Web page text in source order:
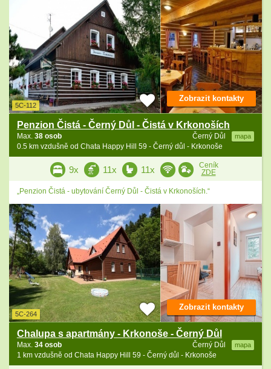
5C-112
Penzion Čistá - Černý Důl - Čistá v Krkonoších
Černý Důl mapa
Max. 38 osob
0.5 km vzdušně od Chata Happy Hill 59 - Černý důl - Krkonoše
Zobrazit kontakty
9x 11x 11x
Ceník
ZDE
„Penzion Čistá - ubytování Černý Důl - Čistá v Krkonoších.“
5C-264
Chalupa s apartmány - Krkonoše - Černý Důl
Černý Důl mapa
Max. 34 osob
1 km vzdušně od Chata Happy Hill 59 - Černý důl - Krkonoše
Zobrazit kontakty